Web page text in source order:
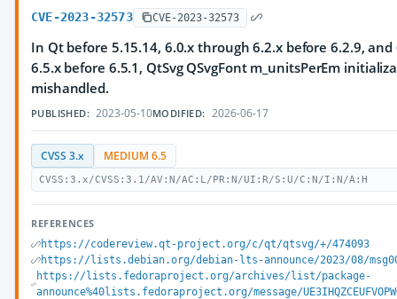
CVE-2023-32573 CVE-2023-32573
In Qt before 5.15.14, 6.0.x through 6.2.x before 6.2.9,
6.5.x before 6.5.1, QtSvg QSvgFont m_unitsPerEm
mishandled.
PUBLISHED: 2023-05-10MODIFIED: 2026-06-17
CVSS 3.x MEDIUM 6.5
CVSS:3.x/CVSS:3.1/AV:N/AC:L/PR:N/UI:R/S:U/C:N/I:N/A:H
REFERENCES
https://codereview.qt-project.org/c/qt/qtsvg/+/474093
https://lists.debian.org/debian-lts-announce/2023/08/
https://lists.fedoraproject.org/archives/list/package-
announce%40lists.fedoraproject.org/message/